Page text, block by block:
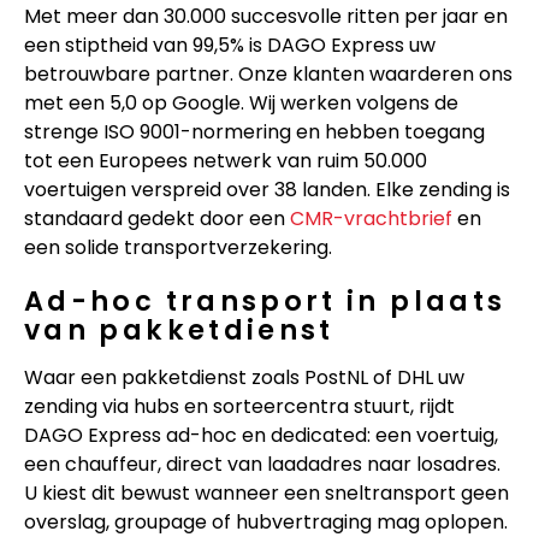
Met meer dan 30.000 succesvolle ritten per jaar en
een stiptheid van 99,5% is DAGO Express uw
betrouwbare partner. Onze klanten waarderen ons
met een 5,0 op Google. Wij werken volgens de
strenge ISO 9001-normering en hebben toegang
tot een Europees netwerk van ruim 50.000
voertuigen verspreid over 38 landen. Elke zending is
standaard gedekt door eenCMR-vrachtbrief en
een solide transportverzekering.
Ad-hoc transport in plaats
van pakketdienst
Waar een pakketdienst zoals PostNL of DHL uw
zending via hubs en sorteercentra stuurt, rijdt
DAGO Express ad-hoc en dedicated: een voertuig,
een chauffeur, direct van laadadres naar losadres.
U kiest dit bewust wanneer een sneltransport geen
overslag, groupage of hubvertraging mag oplopen.